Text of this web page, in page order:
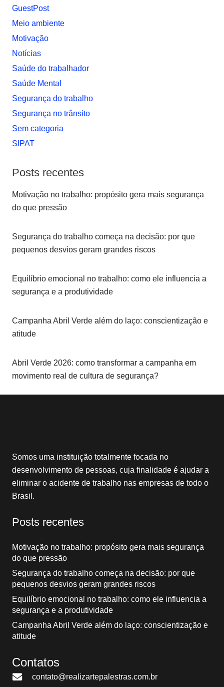
GuestPost
Meio ambiente
Motivação
Notí­cias
Saúde do trabalhador
Saúde Mental
Segurança do trabalho
Segurança no trânsito
Sem categoria
SIPAT
Posts recentes
Motivação no trabalho: propósito gera mais segurança
do que pressão
Segurança do trabalho começa na decisão: por que
pequenos desvios geram grandes riscos
Equilíbrio emocional no trabalho: como ele influencia a
segurança e a produtividade
Campanha Abril Verde além do laço: conscientização e
atitude
Abril Verde 2026: como transformar a campanha em
movimento real de cultura de segurança?
Somos uma instituição totalmente focada no
desenvolvimento de pessoas, cuja finalidade é ajudar a
eliminar o acidente de trabalho nas empresas de todo o
Brasil.
Posts recentes
Motivação no trabalho: propósito gera mais segurança
do que pressão
Segurança do trabalho começa na decisão: por que
pequenos desvios geram grandes riscos
Equilíbrio emocional no trabalho: como ele influencia a
segurança e a produtividade
Campanha Abril Verde além do laço: conscientização e
atitude
Contatos
contato@realizartepalestras.com.br